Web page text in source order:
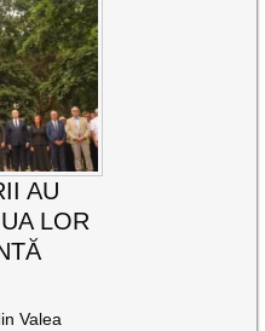
AU
LOR
Valea